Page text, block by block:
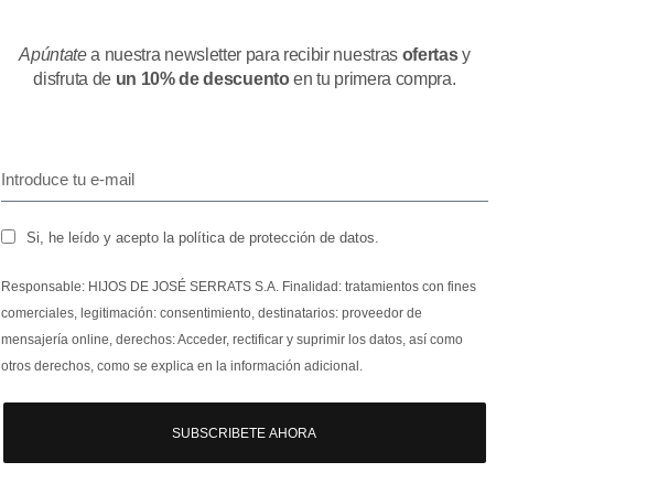
Apúntatea nuestra newsletter para recibir nuestras ofertasy
disfruta de un 10% de descuentoen tu primera compra.
Si, he leído y acepto la política de protección de datos.
Responsable: HIJOS DE JOSÉ SERRATS S.A. Finalidad: tratamientos con fines
comerciales, legitimación: consentimiento, destinatarios: proveedor de
mensajería online, derechos: Acceder, rectificar y suprimir los datos, así como
otros derechos, como se explica en la información adicional.
SUBSCRIBETE AHORA